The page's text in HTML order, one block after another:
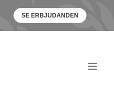
SE ERBJUDANDEN